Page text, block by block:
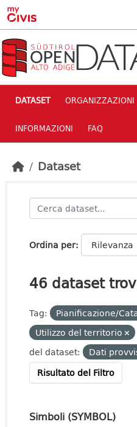
Skip to main content
DATASET ORGANIZZAZIONI
INFORMAZIONI FAQ
Dataset
Ordina per
46 dataset
Tag:
Pianificazione/
Utilizzo del territorio
del dataset:
Dati
Risultato del Filtro
Simboli (SYMBOL)